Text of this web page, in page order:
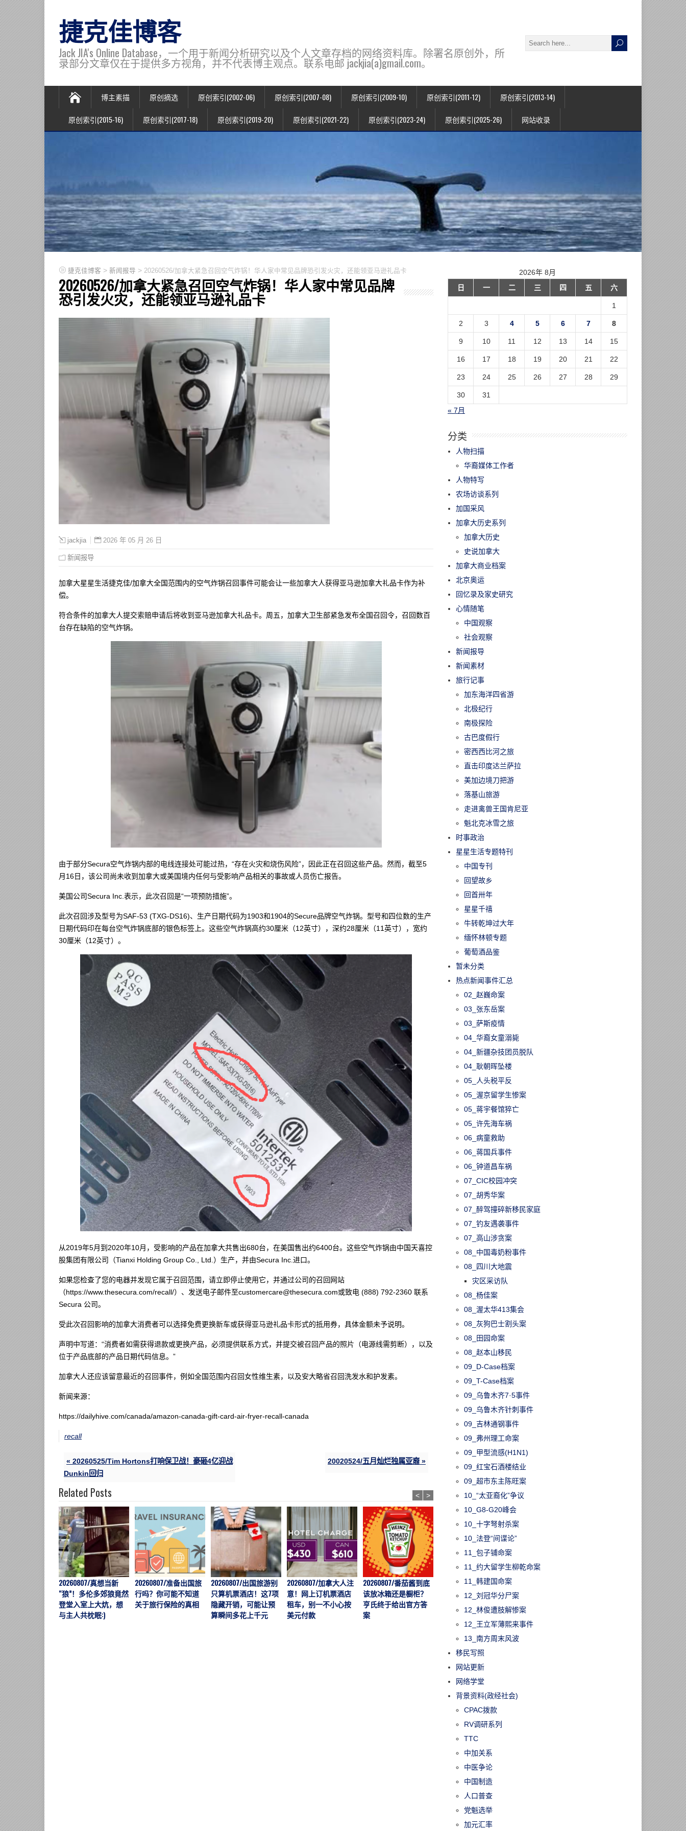
捷克佳博客
Jack JIA's Online Database，一个用于新闻分析研究以及个人文章存档的网络资料库。除署名原创外，所
录部分文章仅在于提供多方视角，并不代表博主观点。联系电邮 jackjia(a)gmail.com。
博主素描 原创摘选 原创索引(2002-06) 原创索引(2007-08) 原创索引(2009-10) 原创索引(2011-12) 原创索引(2013-14)
原创索引(2015-16) 原创索引(2017-18) 原创索引(2019-20) 原创索引(2021-22) 原创索引(2023-24) 原创索引(2025-26) 网站收录
捷克佳博客 > 新闻报导 > 20260526/加拿大紧急召回空气炸锅！华人家中常见品牌恐引发火灾，还能领亚马逊礼品卡
20260526/加拿大紧急召回空气炸锅！华人家中常见品牌
恐引发火灾，还能领亚马逊礼品卡
jackjia 2026 年 05 月 26 日
新闻报导
加拿大星星生活捷克佳/加拿大全国范围内的空气炸锅召回事件可能会让一些加拿大人获得亚马逊加拿大礼品卡作为补
偿。
符合条件的加拿大人提交索赔申请后将收到亚马逊加拿大礼品卡。周五，加拿大卫生部紧急发布全国召回令，召回数百
台存在缺陷的空气炸锅。
由于部分Secura空气炸锅内部的电线连接处可能过热，“存在火灾和烧伤风险”，因此正在召回这些产品。然而，截至5
月16日，该公司尚未收到加拿大或美国境内任何与受影响产品相关的事故或人员伤亡报告。
美国公司Secura Inc.表示，此次召回是“一项预防措施”。
此次召回涉及型号为SAF-53 (TXG-DS16)、生产日期代码为1903和1904的Secure品牌空气炸锅。型号和四位数的生产
日期代码印在每台空气炸锅底部的银色标签上。这些空气炸锅高约30厘米（12英寸），深约28厘米（11英寸），宽约
30厘米（12英寸）。
从2019年5月到2020年10月，受影响的产品在加拿大共售出680台，在美国售出约6400台。这些空气炸锅由中国天喜控
股集团有限公司（Tianxi Holding Group Co., Ltd.）生产，并由Secura Inc.进口。
如果您检查了您的电器并发现它属于召回范围，请立即停止使用它，并通过公司的召回网站
（https://www.thesecura.com/recall/）、发送电子邮件至customercare@thesecura.com或致电 (888) 792-2360 联系
Secura 公司。
受此次召回影响的加拿大消费者可以选择免费更换新车或获得亚马逊礼品卡形式的抵用券，具体金额未予说明。
声明中写道：“消费者如需获得退款或更换产品，必须提供联系方式，并提交被召回产品的照片（电源线需剪断），以及
位于产品底部的产品日期代码信息。”
加拿大人还应该留意最近的召回事件，例如全国范围内召回女性维生素，以及安大略省召回洗发水和护发素。
新闻来源：
https://dailyhive.com/canada/amazon-canada-gift-card-air-fryer-recall-canada
recall
« 20260525/Tim Hortons打响保卫战！豪砸4亿迎战
Dunkin回归
20020524/五月灿烂独属亚裔 »
Related Posts
20260807/真想当新
“狼”！多伦多郊狼竟然
登堂入室上大炕，想
与主人共枕眠:)
20260807/准备出国旅
行吗？你可能不知道
关于旅行保险的真相
20260807/出国旅游别
只算机票酒店！这7项
隐藏开销，可能让预
算瞬间多花上千元
20260807/加拿大人注
意！网上订机票酒店
租车，别一不小心按
美元付款
20260807/番茄酱到底
该放冰箱还是橱柜？
亨氏终于给出官方答
案
20260806/大多伦多房
价一年跌4.5%！越来
越多经济学家开始
说：加拿大楼市或已
“触底”
< >
2026年 8月
日
一 二 三 四 五 六
1
2 3 4 5 6 7 8
9 10 11 12 13 14 15
16 17 18 19 20 21 22
23 24 25 26 27 28 29
30
31
« 7月
分类
人物扫描
华裔媒体工作者
人物特写
农场访谈系列
加国采风
加拿大历史系列
加拿大历史
史说加拿大
加拿大商业档案
北京奥运
回忆录及家史研究
心情随笔
中国观察
社会观察
新闻报导
新闻素材
旅行记事
加东海洋四省游
北极纪行
南极探险
古巴度假行
密西西比河之旅
直击印度达兰萨拉
美加边境刀把游
落基山旅游
走进禽兽王国肯尼亚
魁北克冰雪之旅
时事政治
星星生活专题特刊
中国专刊
回望故乡
回首卅年
星星千禧
牛转乾坤过大年
缅怀林顿专题
葡萄酒品鉴
暂未分类
热点新闻事件汇总
02_赵巍命案
03_张东岳案
03_萨斯疫情
04_华裔女童溺毙
04_新疆杂技团员脱队
04_耿朝晖坠楼
05_人头税平反
05_渥京留学生惨案
05_蒋宇餐馆猝亡
05_许先海车祸
06_病童救助
06_蒋国兵事件
06_钟道昌车祸
07_CIC校园冲突
07_胡秀华案
07_醉驾撞碎新移民家庭
07_钓友遇袭事件
07_高山涉贪案
08_中国毒奶粉事件
08_四川大地震
灾区采访队
08_杨佳案
08_渥太华413集会
08_灰狗巴士割头案
08_田园命案
08_赵本山移民
09_D-Case档案
09_T-Case档案
09_乌鲁木齐7·5事件
09_乌鲁木齐针刺事件
09_吉林通钢事件
09_弗州理工命案
09_甲型流感(H1N1)
09_红宝石酒楼结业
09_超市东主陈旺案
10_“太亚裔化”争议
10_G8-G20峰会
10_十字弩射杀案
10_法登“间谍论”
11_包子铺命案
11_约大留学生柳乾命案
11_韩建国命案
12_刘冠华分尸案
12_林俊遭肢解惨案
12_王立军薄熙来事件
13_南方周末风波
移民写照
网站更新
网络学堂
背景资料(政经社会)
CPAC拨款
RV调研系列
TTC
中加关系
中医争论
中国制造
人口普查
党魁选举
加元汇率